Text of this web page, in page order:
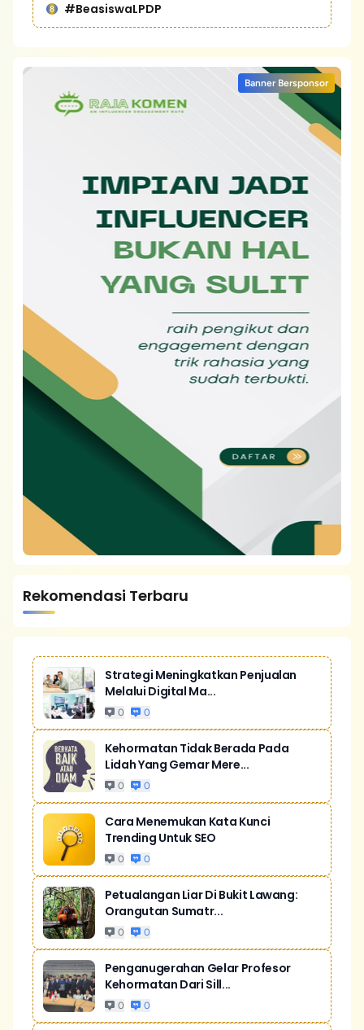
#BeasiswaLPDP
Banner Bersponsor
Rekomendasi Terbaru
Strategi Meningkatkan Penjualan
Melalui Digital Ma...
0 0
Kehormatan Tidak Berada Pada
Lidah Yang Gemar Mere...
0 0
Cara Menemukan Kata Kunci
Trending Untuk SEO
0 0
Petualangan Liar Di Bukit Lawang:
Orangutan Sumatr...
0 0
Penganugerahan Gelar Profesor
Kehormatan Dari Sill...
0 0